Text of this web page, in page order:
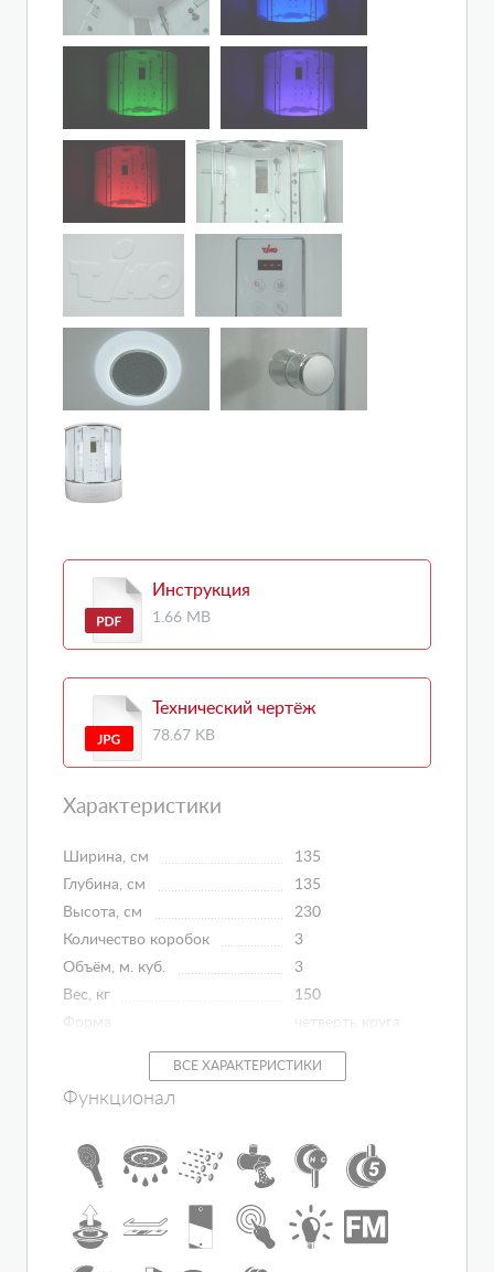
Инструкция
1.66 MB
Технический чертёж
78.67 KB
Характеристики
Ширина, см
135
Глубина, см
135
Высота, см
230
Количество коробок
3
Объём, м. куб.
3
Вес, кг
150
Форма
четверть круга
сенсорное
Исполнение полотна двери
прозрачное
Цвет задней стенки
Материал поддона
акрил
Регулировка температуры
сауны/бани
есть
Материал профиля
алюминий
Материал ванны
ВСЕ ХАРАКТЕРИСТИКИ
Функционал